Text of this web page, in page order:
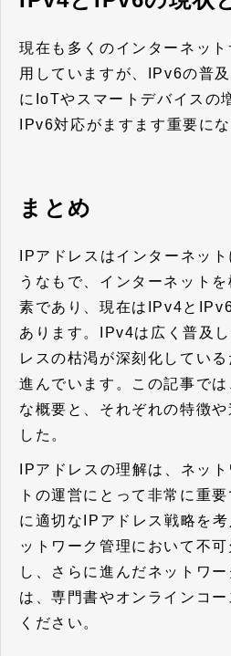
現在も多くのインターネッ
用していますが、IPv6の普
にIoTやスマートデバイスの
IPv6対応がますます重要に
まとめ
IPアドレスはインターネッ
うなもで、インターネット
素であり、現在はIPv4と
あります。IPv4は広く普及
レスの枯渇が深刻化してい
進んでいます。この記事で
な概要と、それぞれの特徴
した。
IPアドレスの理解は、ネッ
トの運営にとって非常に重
に適切なIPアドレス戦略を
ットワーク管理において不
し、さらに進んだネットワ
は、専門書やオンラインコ
ください。